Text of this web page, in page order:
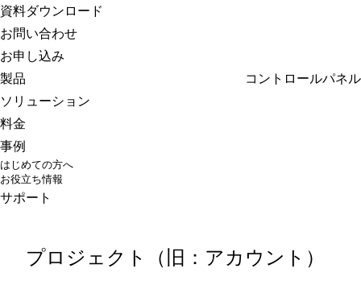
さくらのクラウド
資料ダウンロード
お問い合わせ
お申し込み
製品
ソリューション
料金
事例
はじめての方へ
お役立ち情報
サポート
コントロールパネル
プロジェクト（旧：アカウント）